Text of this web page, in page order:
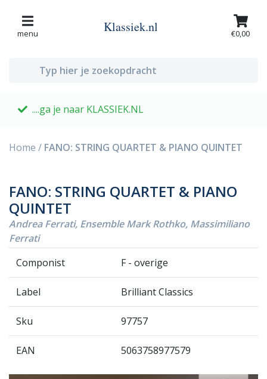
menu Klassiek.nl €0,00
....ga je naar KLASSIEK.NL
Home / FANO: STRING QUARTET & PIANO QUINTET
FANO: STRING QUARTET & PIANO
QUINTET
Andrea Ferrati, Ensemble Mark Rothko, Massimiliano
Ferrati
Componist
F - overige
Label Brilliant Classics
Sku 97757
EAN 5063758977579